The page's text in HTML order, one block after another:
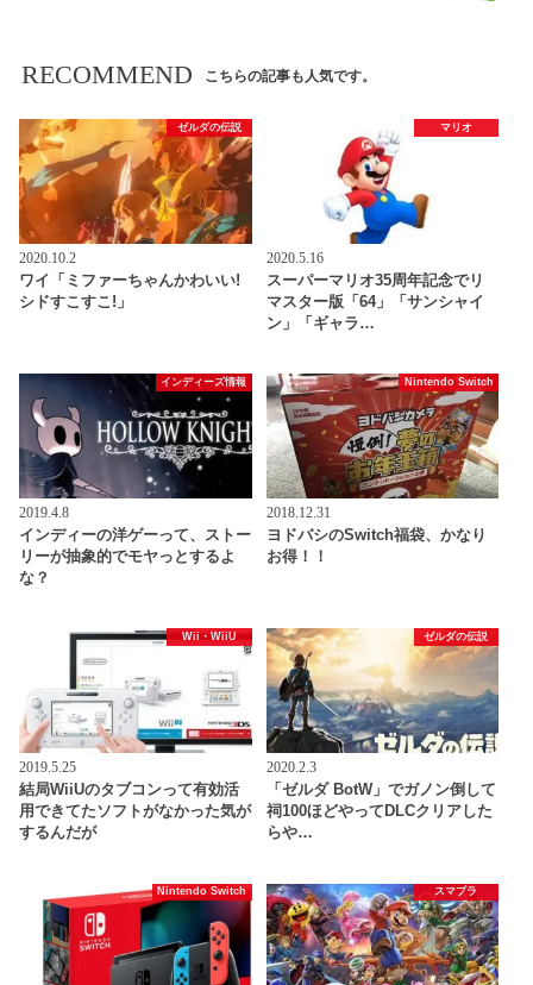
RECOMMEND こちらの記事も人気です。
ゼルダの伝説
2020.10.2
ワイ「ミファーちゃんかわいい!
シドすこすこ!」
マリオ
2020.5.16
スーパーマリオ35周年記念でリ
マスター版「64」「サンシャイ
ン」「ギャラ…
インディーズ情報
2019.4.8
インディーの洋ゲーって、ストー
リーが抽象的でモヤっとするよ
な？
Nintendo Switch
2018.12.31
ヨドバシのSwitch福袋、かなり
お得！！
Wii・WiiU
2019.5.25
結局WiiUのタブコンって有効活
用できてたソフトがなかった気が
するんだが
ゼルダの伝説
2020.2.3
「ゼルダ BotW」でガノン倒して
祠100ほどやってDLCクリアした
らや…
Nintendo Switch スマブラ